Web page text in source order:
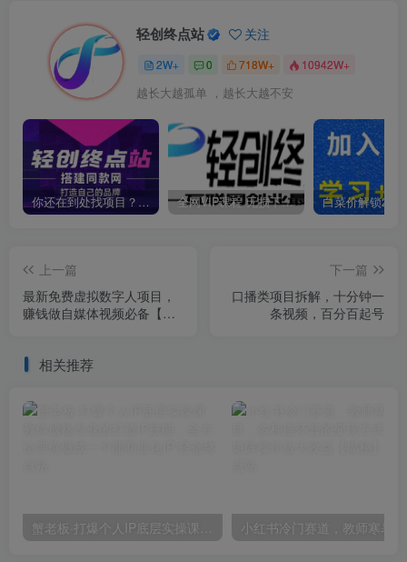
轻创终点站 关注
2W+ 0 718W+ 10942W+
越长大越孤单 ，越长大越不安
你还在到处找项目？还在当韭菜？我靠卖项目一个月收入5万+，曾经我也是个失败者。 全网VIP课程 无损下载~
上一篇
最新免费虚拟数字人项目，
赚钱做自媒体视频必备【揭
下一篇
口播类项目拆解，十分钟一
条视频，百分百起号
相关推荐
蟹老板·打爆个人IP底层实操课，教你成熟专业的打造IP技能，全方位带你做成一个能商业化IP